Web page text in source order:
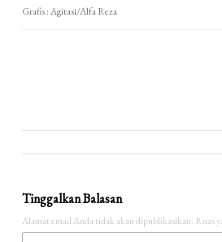
Grafis : Agitasi/Alfa Reza
Tinggalkan Balasan
Alamat email Anda tidak akan dipublikasikan. Ruas